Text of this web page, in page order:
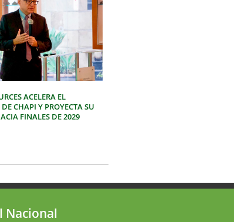
ACELERA EL
CHAPI Y PROYECTA SU
FINALES DE 2029
Nacional